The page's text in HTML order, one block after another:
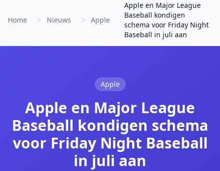
Home Nieuws Apple
Apple en Major League
Baseball kondigen
schema voor Friday Night
Baseball in juli aan
Apple
Apple en Major League
Baseball kondigen schema
voor Friday Night Baseball
in juli aan